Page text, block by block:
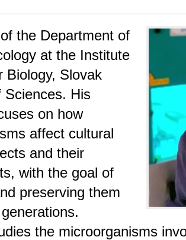
the Department of
at the Institute
Biology, Slovak
Sciences. His
on how
affect cultural
and their
with the goal of
preserving them
the microorganisms